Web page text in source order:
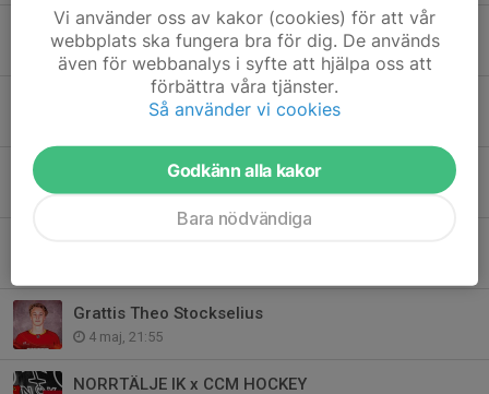
8 jun, 12:00
Bemötande Debattartikel Norrtelje Tidning
VARNING FÖR SPAMMEJL
21 maj, 16:45
Grattis Theo Stockselius
4 maj, 21:55
NORRTÄLJE IK x CCM HOCKEY
Vi använder oss av kakor (cookies) för att vår
webbplats ska fungera bra för dig. De används
även för webbanalys i syfte att hjälpa oss att
förbättra våra tjänster.
Så använder vi cookies
Godkänn alla kakor
Bara nödvändiga